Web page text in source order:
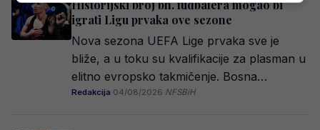
Historijski broj bh. fudbalera mogao bi
igrati Ligu prvaka ove sezone
Nova sezona UEFA Lige prvaka sve je
bliže, a u toku su kvalifikacije za plasman u
elitno evropsko takmičenje. Bosna…
Redakcija·04/08/2026·NFSBiH